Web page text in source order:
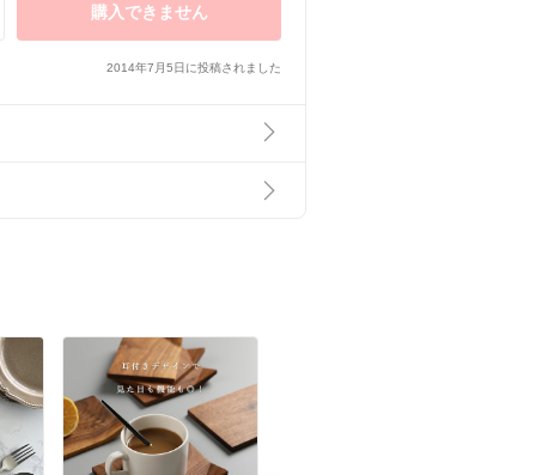
購入できません
2014年7月5日に投稿されました